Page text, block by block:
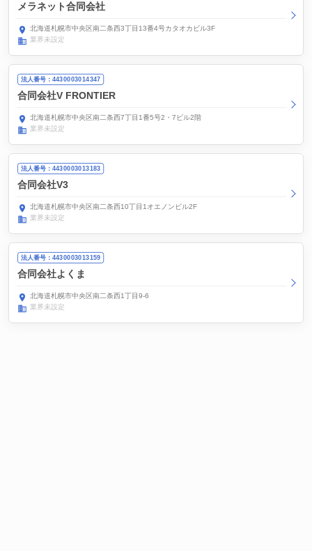
メラネット合同会社
北海道札幌市中央区南二条西3丁目13番4号カタオカビル3F
業界未設定
法人番号：4430003014347
合同会社V FRONTIER
北海道札幌市中央区南二条西7丁目1番5号2・7ビル2階
業界未設定
法人番号：4430003013183
合同会社V3
北海道札幌市中央区南二条西10丁目1オエノンビル2F
業界未設定
法人番号：4430003013159
合同会社よくま
北海道札幌市中央区南二条西1丁目9-6
業界未設定